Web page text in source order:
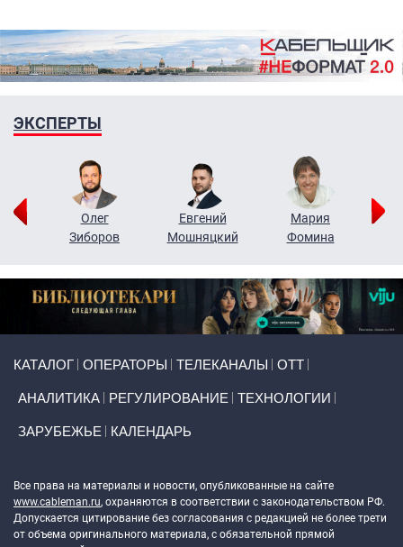
ЭКСПЕРТЫ
Олег
Зиборов
Евгений
Мошняцкий
Мария
Фомина
КАТАЛОГ ОПЕРАТОРЫ ТЕЛЕКАНАЛЫ ОТТ
АНАЛИТИКА РЕГУЛИРОВАНИЕ ТЕХНОЛОГИИ
ЗАРУБЕЖЬЕ КАЛЕНДАРЬ
Все права на материалы и новости, опубликованные на сайте
www.cableman.ru, охраняются в соответствии с законодательством РФ.
Допускается цитирование без согласования с редакцией не более трети
от объема оригинального материала, с обязательной прямой